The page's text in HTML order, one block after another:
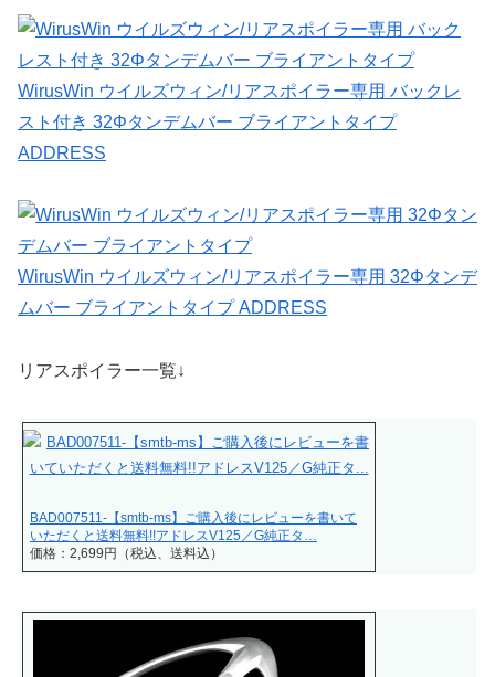
WirusWin ウイルズウィン/リアスポイラー専用 バックレ
スト付き 32Φタンデムバー ブライアントタイプ
ADDRESS
WirusWin ウイルズウィン/リアスポイラー専用 32Φタンデ
ムバー ブライアントタイプ ADDRESS
リアスポイラー一覧↓
BAD007511-【smtb-ms】ご購入後にレビューを書いて
いただくと送料無料!!アドレスV125／G純正タ…
価格：2,699円（税込、送料込）